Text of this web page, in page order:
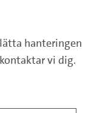
hanteringen
vi dig.